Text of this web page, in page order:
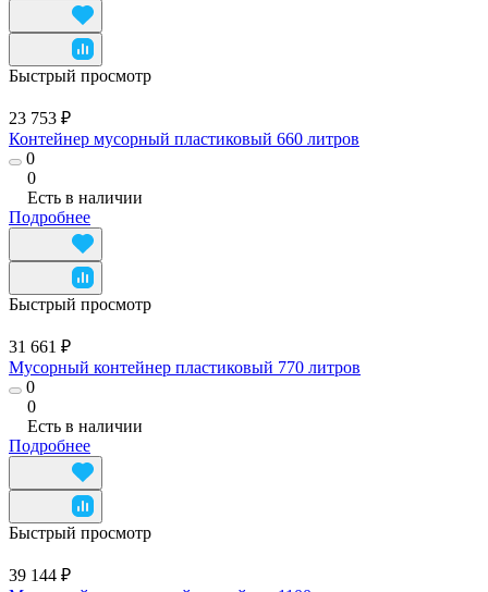
Быстрый просмотр
23 753 ₽
Контейнер мусорный пластиковый 660 литров
0
0
Есть в наличии
Подробнее
Быстрый просмотр
31 661 ₽
Мусорный контейнер пластиковый 770 литров
0
0
Есть в наличии
Подробнее
Быстрый просмотр
39 144 ₽